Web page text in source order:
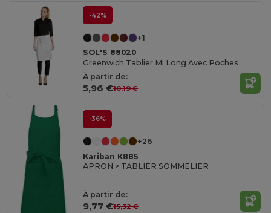
-42%
+1
SOL'S 88020
Greenwich Tablier Mi Long Avec Poches
À partir de:
5,96 €10,19 €
-36%
+26
Kariban K885
APRON > TABLIER SOMMELIER
À partir de:
9,77 €15,32 €